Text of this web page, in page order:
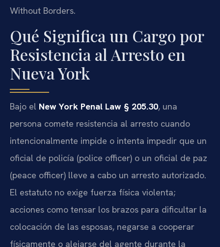
Without Borders.
Qué Significa un Cargo por
Resistencia al Arresto en
Nueva York
Bajo el New York Penal Law § 205.30, una
persona comete resistencia al arresto cuando
intencionalmente impide o intenta impedir que un
oficial de policía (police officer) o un oficial de paz
(peace officer) lleve a cabo un arresto autorizado.
El estatuto no exige fuerza física violenta;
acciones como tensar los brazos para dificultar la
colocación de las esposas, negarse a cooperar
físicamente o alejarse del agente durante la